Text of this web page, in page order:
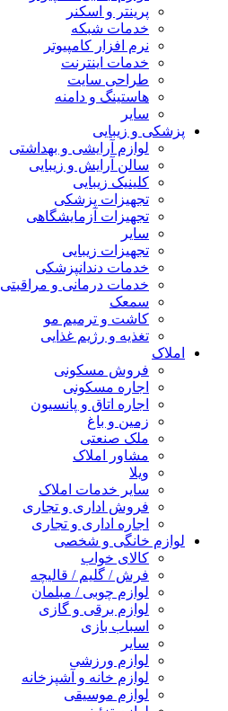
پرینتر و اسکنر
خدمات شبکه
نرم افزار کامپیوتر
خدمات اینترنت
طراحی سایت
هاستینگ و دامنه
سایر
پزشکی و زیبایی
لوازم آرایشی و بهداشتی
سالن آرایش و زیبایی
کلینیک زیبایی
تجهیزات پزشکی
تجهیزات آزمایشگاهی
سایر
تجهیزات زیبایی
خدمات دندانپزشکی
خدمات درمانی و مراقبتی
سمعک
کاشت و ترمیم مو
تغذیه و رژیم غذایی
املاک
فروش مسکونی
اجاره مسکونی
اجاره اتاق و پانسیون
زمین و باغ
ملک صنعتی
مشاور املاک
ویلا
سایر خدمات املاک
فروش اداری و تجاری
اجاره اداری و تجاری
لوازم خانگی و شخصی
کالای خواب
فرش / گلیم / قالیچه
لوازم چوبی / مبلمان
لوازم برقی و گازی
اسباب بازی
سایر
لوازم ورزشی
لوازم خانه و آشپزخانه
لوازم موسیقی